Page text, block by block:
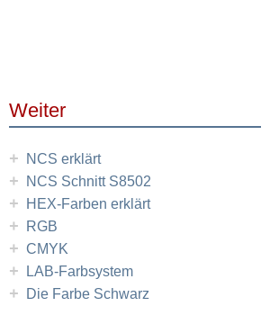
Weiter
+ NCS erklärt
+ NCS Schnitt S8502
+ HEX-Farben erklärt
+ RGB
+ CMYK
+ LAB-Farbsystem
+ Die Farbe Schwarz